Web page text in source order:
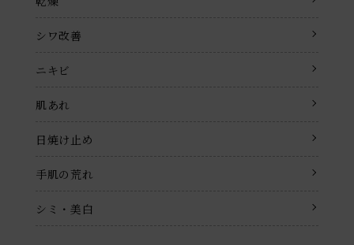
シワ改善
ニキビ
肌あれ
日焼け止め
手肌の荒れ
シミ・美白